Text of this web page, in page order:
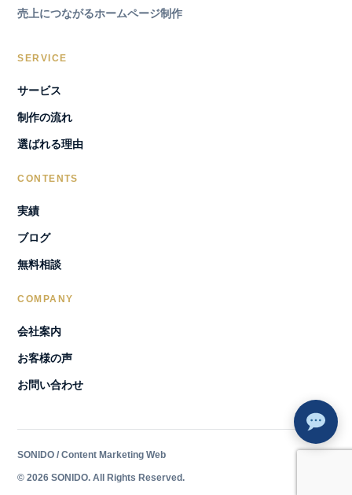
売上につながるホームページ制作
SERVICE
サービス
制作の流れ
選ばれる理由
CONTENTS
実績
ブログ
無料相談
COMPANY
会社案内
お客様の声
お問い合わせ
SONIDO / Content Marketing Web
© 2026 SONIDO. All Rights Reserved.